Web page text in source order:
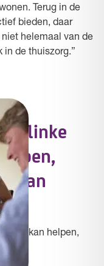
Terug in de
bieden, daar
helemaal van de
in de thuiszorg.”
flinke
kan helpen,